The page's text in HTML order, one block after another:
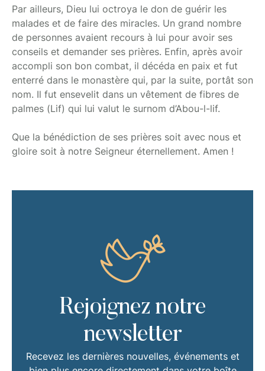
Par ailleurs, Dieu lui octroya le don de guérir les
malades et de faire des miracles. Un grand nombre
de personnes avaient recours à lui pour avoir ses
conseils et demander ses prières. Enfin, après avoir
accompli son bon combat, il décéda en paix et fut
enterré dans le monastère qui, par la suite, portât son
nom. Il fut ensevelit dans un vêtement de fibres de
palmes (Lif) qui lui valut le surnom d’Abou-l-lif.
Que la bénédiction de ses prières soit avec nous et
gloire soit à notre Seigneur éternellement. Amen !
Rejoignez notre
newsletter
Recevez les dernières nouvelles, événements et